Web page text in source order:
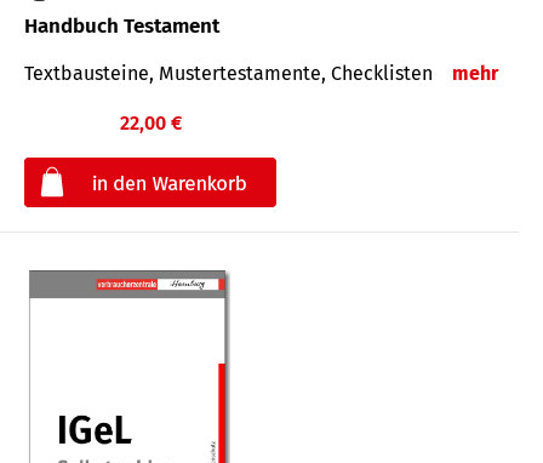
Handbuch Testament
Textbausteine, Mustertestamente, Checklisten mehr
22,00 €